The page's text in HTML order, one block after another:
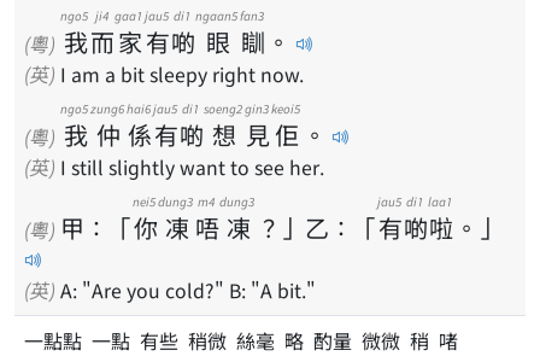
(粵) 我
ngo5
而
ji4
家
gaa1
有
jau5
啲
di1
眼
ngaan5
瞓
fan3
。
(英) I am a bit sleepy right now.
(粵) 我
ngo5
仲
zung6
係
hai6
有
jau5
啲
di1
想
soeng2
見
gin3
佢
keoi5
。
(英) I still slightly want to see her.
(粵) 甲 ： 「你
nei5
凍
dung3
唔
m4
凍
dung3
？ 」 乙 ： 「有
jau5
啲
di1
啦
laa1
。 」
(英) A: "Are you cold?" B: "A bit."
一點點 一點 有些 稍微 絲毫 略 酌量 微微 稍 啫